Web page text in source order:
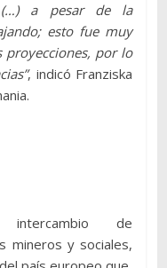
(…) a pesar de la
esto fue muy
proyecciones, por lo
, indicó Franziska
intercambio de
mineros y sociales,